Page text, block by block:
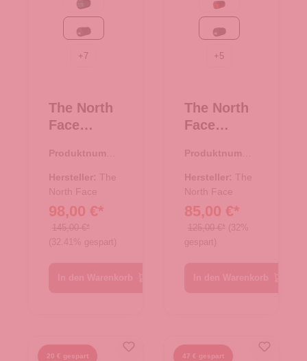
Evergreen-TNF Black
TNF Black
+7
The North
Face
e/Rucksac
k Base
Camp
Duffel S
TNF Black
Produktnumme
Hersteller: The
North Face
98,00 €*
145,00 €*
(32.41% gespart)
Red-TNF Black-NPF
TNF Black
+5
The North
Face
e/Rucksac
k Base
Camp
Duffel XS
TNF Black
Produktnumme
Hersteller: The
North Face
85,00 €*
125,00 €* (32%
gespart)
20 € gespart 47 € gespart